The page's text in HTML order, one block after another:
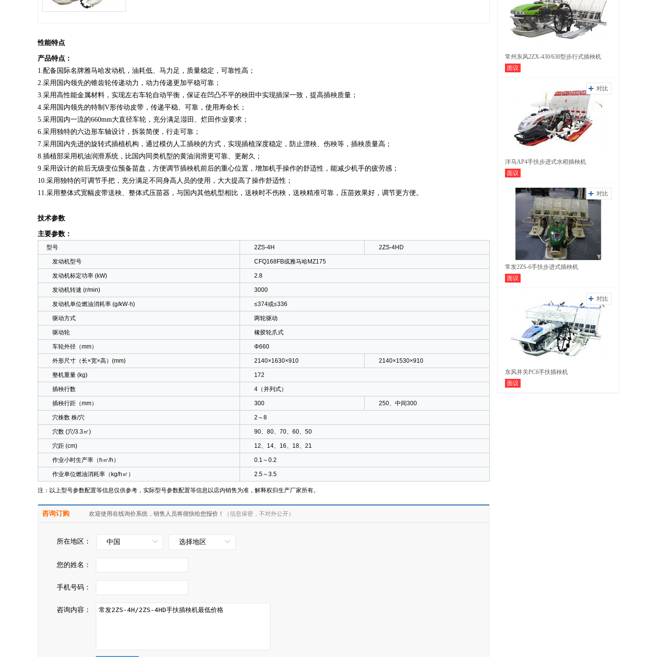
性能特点
产品特点：
1.配备国际名牌雅马哈发动机，油耗低、马力足，质量稳定，可靠性高；
2.采用国内领先的锥齿轮传递动力，动力传递更加平稳可靠；
3.采用高性能金属材料，实现左右车轮自动平衡，保证在凹凸不平的秧田中实现插深一致，提高插秧质量；
4.采用国内领先的特制V形传动皮带，传递平稳、可靠，使用寿命长；
5.采用国内一流的660mm大直径车轮，充分满足湿田、烂田作业要求；
6.采用独特的六边形车轴设计，拆装简便，行走可靠；
7.采用国内先进的旋转式插植机构，通过模仿人工插秧的方式，实现插植深度稳定，防止漂秧、伤秧等，插秧质量高；
8.插植部采用机油润滑系统，比国内同类机型的黄油润滑更可靠、更耐久；
9.采用设计的前后无级变位预备苗盘，方便调节插秧机前后的重心位置，增加机手操作的舒适性，能减少机手的疲劳感；
10.采用独特的可调节手把，充分满足不同身高人员的使用，大大提高了操作舒适性；
11.采用整体式宽幅皮带送秧、整体式压苗器，与国内其他机型相比，送秧时不伤秧，送秧精准可靠，压苗效果好，调节更方便。
技术参数
主要参数：
型号 2ZS-4H 2ZS-4HD
发动机型号 CFQ168FB或雅马哈MZ175
发动机标定功率 (kW) 2.8
发动机转速 (r/min) 3000
发动机单位燃油消耗率 (g/kW·h) ≤374或≤336
驱动方式 两轮驱动
驱动轮 橡胶轮爪式
车轮外径（mm） Φ660
外形尺寸（长×宽×高）(mm) 2140×1630×910 2140×1530×910
整机重量 (kg) 172
插秧行数 4（并列式）
插秧行距（mm） 300 250、中间300
穴株数 株/穴 2～8
穴数 (穴/3.3㎡) 90、80、70、60、50
穴距 (cm) 12、14、16、18、21
作业小时生产率（h㎡/h） 0.1～0.2
作业单位燃油消耗率（kg/h㎡） 2.5～3.5
注：以上型号参数配置等信息仅供参考，实际型号参数配置等信息以店内销售为准，解释权归生产厂家所有。
咨询订购 欢迎使用在线询价系统，销售人员将很快给您报价！ （信息保密，不对外公开）
所在地区： 中国 选择地区
您的姓名：
手机号码：
咨询内容：
常州东风2ZX-430/630型步行式插秧机
面议
洋马AP4手扶步进式水稻插秧机
面议
对比
常发2ZS-6手扶步进式插秧机
面议
对比
东风井关PC6手扶插秧机
面议
对比